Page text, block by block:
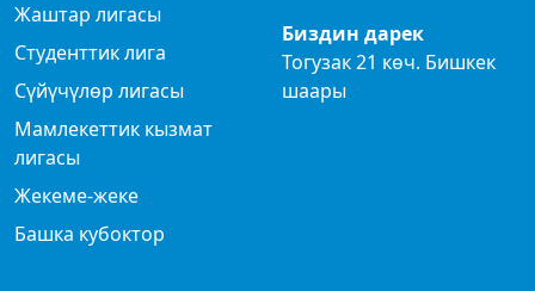
Жаштар лигасы
Студенттик лига
Сүйүчүлөр лигасы
Мамлекеттик кызмат
лигасы
Жекеме-жеке
Башка кубоктор
Биздин дарек
Тогузак 21 көч. Бишкек
шаары